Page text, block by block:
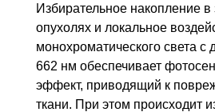
Избирательное накопление в
опухолях и локальное
монохроматического света
662 нм обеспечивает
эффект, приводящий к
ткани. При этом происходит